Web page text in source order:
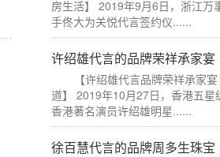
房生活】 2019年9月6日，浙江万
手佟大为关悦代言签约仪......
许绍雄代言的品牌荣祥承家宴
【许绍雄代言品牌荣祥承家
道】 2019年10月27日，香港五星
香港著名演员许绍雄明星......
徐百慧代言的品牌周多生珠宝